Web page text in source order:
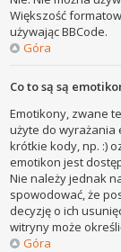
Większość
używając BBCode.
Góra
Co to są są
Emotikony, zwane
użyte do wyrażania
krótkie kody, np. :)
emotikon jest
Nie należy jednak
spowodować, że
decyzję o ich
witryny może
Góra